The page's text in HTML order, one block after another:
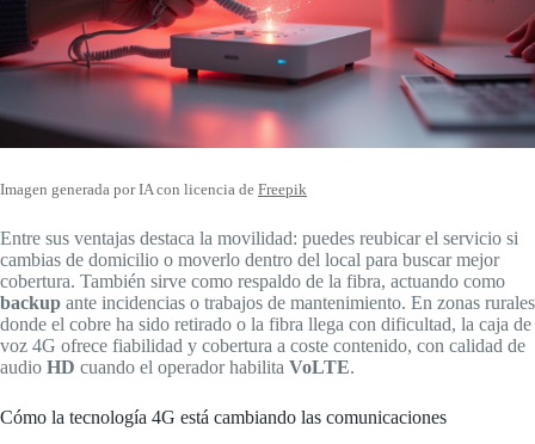
Imagen generada por IA con licencia de Freepik
Entre sus ventajas destaca la movilidad: puedes reubicar el servicio si
cambias de domicilio o moverlo dentro del local para buscar mejor
cobertura. También sirve como respaldo de la fibra, actuando como
backup ante incidencias o trabajos de mantenimiento. En zonas rurales
donde el cobre ha sido retirado o la fibra llega con dificultad, la caja de
voz 4G ofrece fiabilidad y cobertura a coste contenido, con calidad de
audio HD cuando el operador habilita VoLTE.
Cómo la tecnología 4G está cambiando las comunicaciones